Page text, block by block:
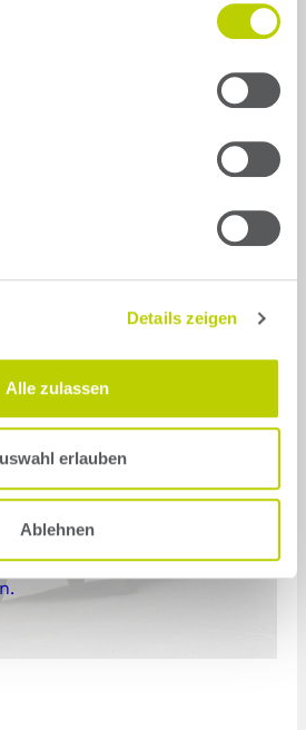
Details zeigen
Alle zulassen
erlauben
Ablehnen
Großer Sprung nach
im Bereich